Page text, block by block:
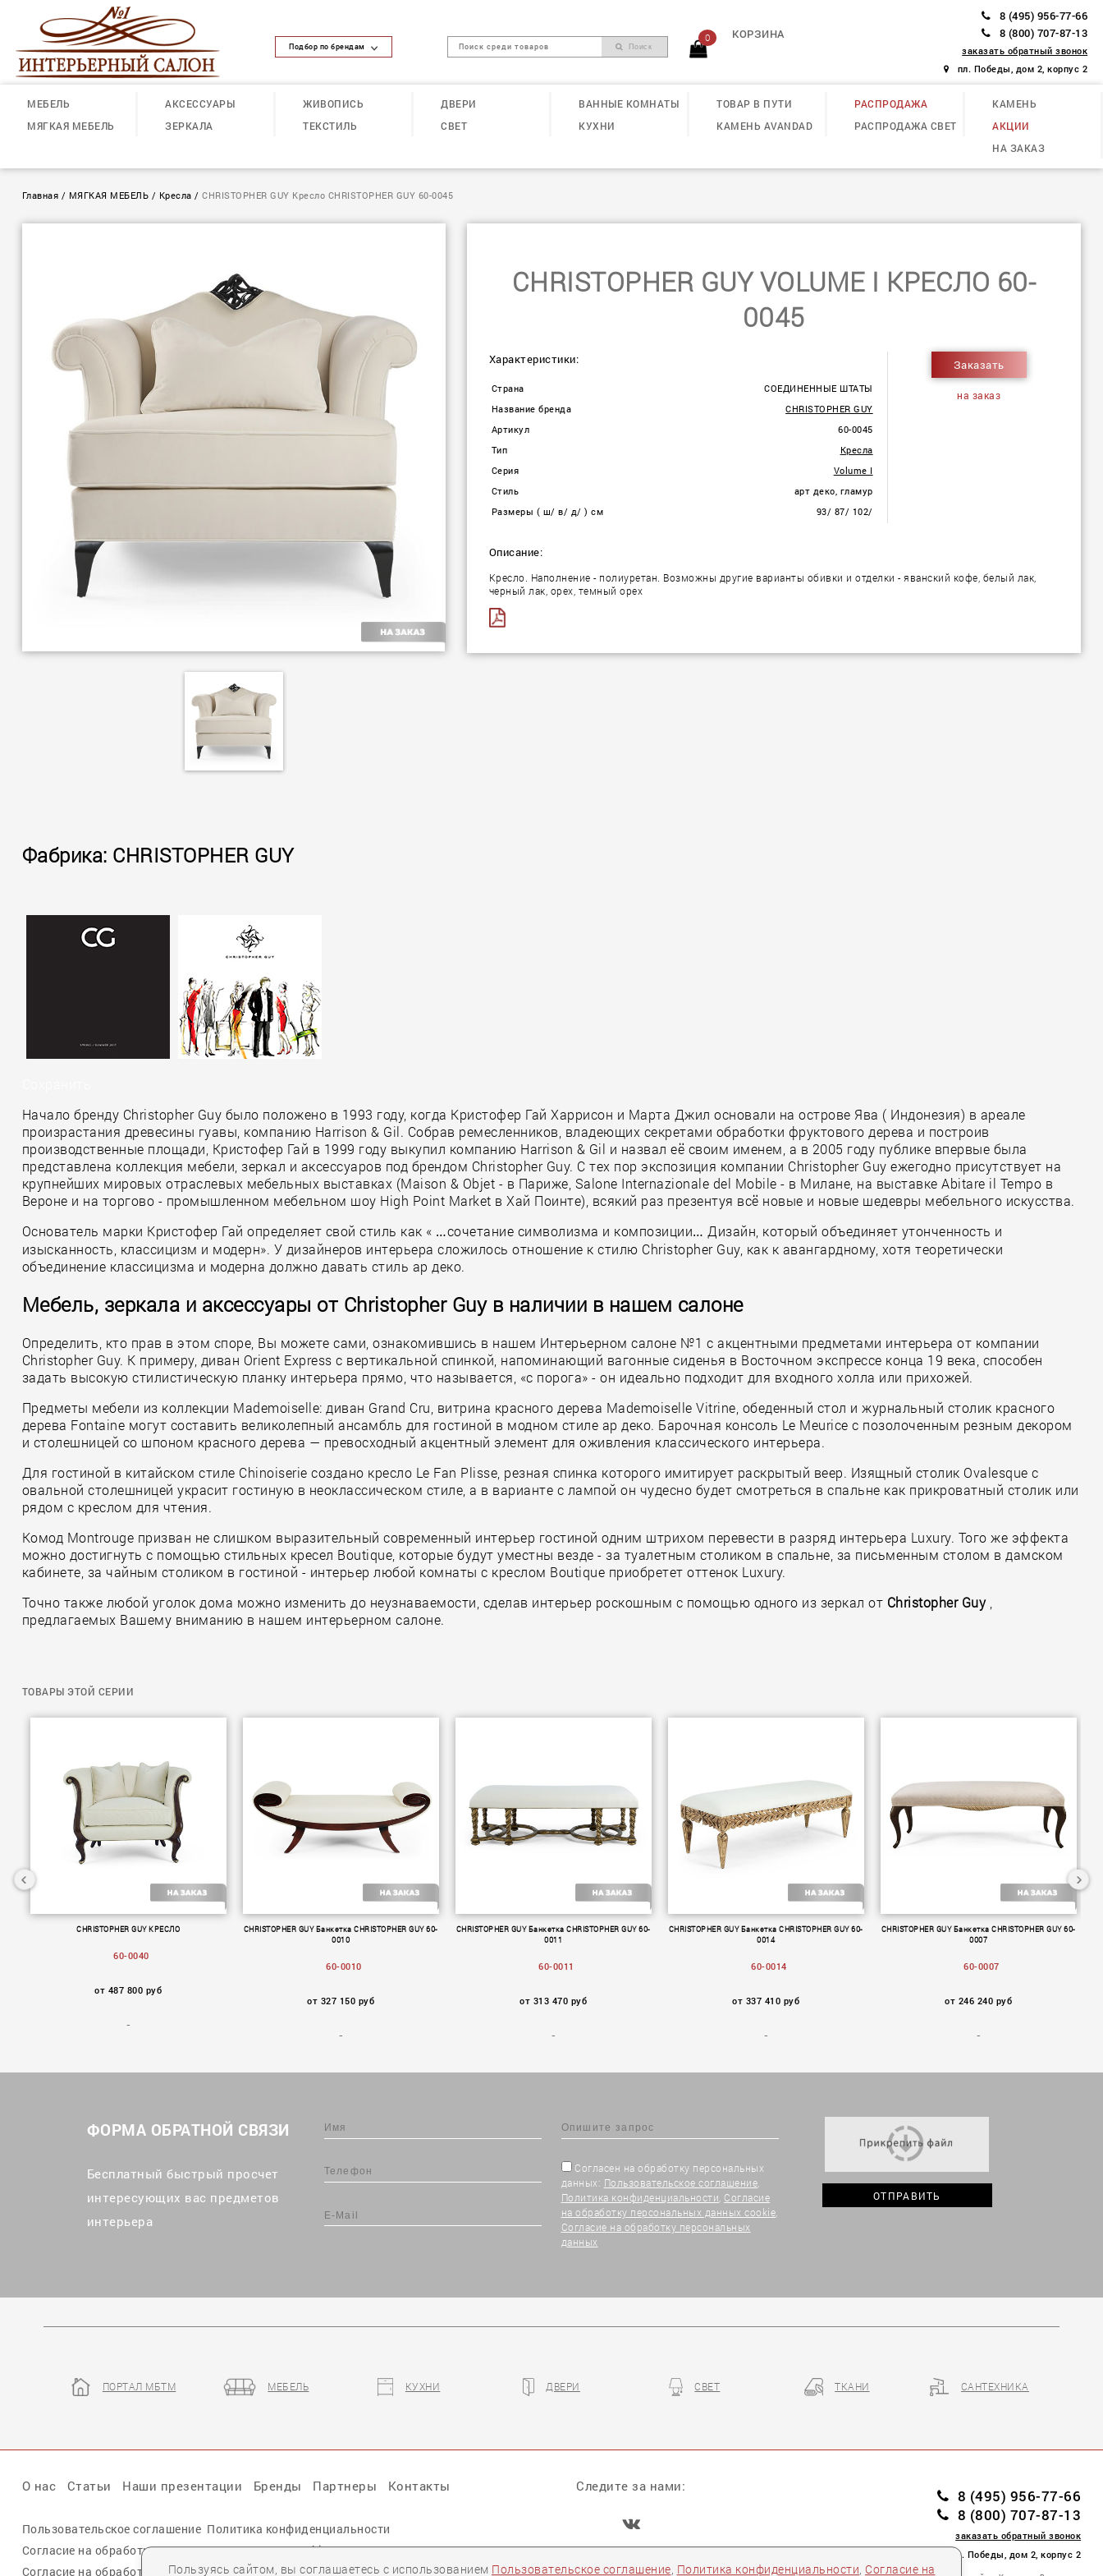
Подбор по брендам Поиск
0 КОРЗИНА
8 (495) 956-77-66
8 (800) 707-87-13
заказать обратный звонок
пл. Победы, дом 2, корпус 2
МЕБЕЛЬ
МЯГКАЯ МЕБЕЛЬ
АКСЕССУАРЫ
ЗЕРКАЛА
ЖИВОПИСЬ
ТЕКСТИЛЬ
ДВЕРИ
СВЕТ
ВАННЫЕ КОМНАТЫ
КУХНИ
ТОВАР В ПУТИ
КАМЕНЬ AVANDAD
РАСПРОДАЖА
РАСПРОДАЖА СВЕТ
КАМЕНЬ
АКЦИИ
НА ЗАКАЗ
Главная / МЯГКАЯ МЕБЕЛЬ / Кресла /CHRISTOPHER GUY Кресло CHRISTOPHER GUY 60-0045
CHRISTOPHER GUY VOLUME I КРЕСЛО 60-
0045
Характеристики:
Страна
СОЕДИНЕННЫЕ ШТАТЫ
Название бренда
CHRISTOPHER GUY
Артикул
60-0045
Тип
Кресла
Серия
Volume I
Стиль
арт деко, гламур
Размеры ( ш/ в/ д/ ) см
93/ 87/ 102/
Заказать
на заказ
Описание:
Кресло. Наполнение - полиуретан. Возможны другие варианты обивки и отделки - яванский кофе, белый лак,
черный лак, орех, темный орех
Фабрика: CHRISTOPHER GUY
Начало бренду Christopher Guy было положено в 1993 году, когда Кристофер Гай Харрисон и Марта Джил основали на острове Ява ( Индонезия) в ареале
произрастания древесины гуавы, компанию Harrison & Gil. Собрав ремесленников, владеющих секретами обработки фруктового дерева и построив
производственные площади, Кристофер Гай в 1999 году выкупил компанию Harrison & Gil и назвал её своим именем, а в 2005 году публике впервые была
представлена коллекция мебели, зеркал и аксессуаров под брендом Christopher Guy. С тех пор экспозиция компании Christopher Guy ежегодно присутствует на
крупнейших мировых отраслевых мебельных выставках (Maison & Objet - в Париже, Salone Internazionale del Mobile - в Милане, на выставке Abitare il Tempo в
Вероне и на торгово - промышленном мебельном шоу High Point Market в Хай Поинте), всякий раз презентуя всё новые и новые шедевры мебельного искусства.
Основатель марки Кристофер Гай определяет свой стиль как « …сочетание символизма и композиции… Дизайн, который объединяет утонченность и
изысканность, классицизм и модерн». У дизайнеров интерьера сложилось отношение к стилю Christopher Guy, как к авангардному, хотя теоретически
объединение классицизма и модерна должно давать стиль ар деко.
Мебель, зеркала и аксессуары от Christopher Guy в наличии в нашем салоне
Определить, кто прав в этом споре, Вы можете сами, ознакомившись в нашем Интерьерном салоне №1 с акцентными предметами интерьера от компании
Christopher Guy. К примеру, диван Orient Express с вертикальной спинкой, напоминающий вагонные сиденья в Восточном экспрессе конца 19 века, способен
задать высокую стилистическую планку интерьера прямо, что называется, «с порога» - он идеально подходит для входного холла или прихожей.
Предметы мебели из коллекции Mademoiselle: диван Grand Cru, витрина красного дерева Mademoiselle Vitrine, обеденный стол и журнальный столик красного
дерева Fontaine могут составить великолепный ансамбль для гостиной в модном стиле ар деко. Барочная консоль Le Meurice с позолоченным резным декором
и столешницей со шпоном красного дерева — превосходный акцентный элемент для оживления классического интерьера.
Для гостиной в китайском стиле Chinoiserie создано кресло Le Fan Plisse, резная спинка которого имитирует раскрытый веер. Изящный столик Ovalesque с
овальной столешницей украсит гостиную в неоклассическом стиле, а в варианте с лампой он чудесно будет смотреться в спальне как прикроватный столик или
рядом с креслом для чтения.
Комод Montrouge призван не слишком выразительный современный интерьер гостиной одним штрихом перевести в разряд интерьера Luxury. Того же эффекта
можно достигнуть с помощью стильных кресел Boutique, которые будут уместны везде - за туалетным столиком в спальне, за письменным столом в дамском
кабинете, за чайным столиком в гостиной - интерьер любой комнаты с креслом Boutique приобретет оттенок Luxury.
Точно также любой уголок дома можно изменить до неузнаваемости, сделав интерьер роскошным с помощью одного из зеркал от Christopher Guy,
предлагаемых Вашему вниманию в нашем интерьерном салоне.
ТОВАРЫ ЭТОЙ СЕРИИ
CHRISTOPHER GUY КРЕСЛО
60-0040
от 487 800 руб
CHRISTOPHER GUY Банкетка CHRISTOPHER GUY 60-
0010
60-0010
от 327 150 руб
CHRISTOPHER GUY Банкетка CHRISTOPHER GUY 60-
0011
60-0011
от 313 470 руб
CHRISTOPHER GUY Банкетка CHRISTOPHER GUY 60-
0014
60-0014
от 337 410 руб
CHRISTOPHER GUY Банкетка CHRISTOPHER GUY 60-
0007
60-0007
от 246 240 руб
ФОРМА ОБРАТНОЙ СВЯЗИ
Бесплатный быстрый просчет
интересующих вас предметов
интерьера
Согласен на обработку персональных
данных: Пользовательское соглашение,
Политика конфиденциальности, Согласие
на обработку персональных данных cookie,
Согласие на обработку персональных
данных
Пользуясь сайтом, вы соглашаетесь с использованием Пользовательское соглашение, Политика конфиденциальности, Согласие на
ПОРТАЛ МБТМ МЕБЕЛЬ КУХНИ ДВЕРИ СВЕТ ТКАНИ САНТЕХНИКА
О нас Статьи Наши презентации Бренды Партнеры Контакты
Пользовательское соглашение Политика конфиденциальности
Согласие на обработку персональных данных cookie
Согласие на обработку персональных данных
Следите за нами:
8 (495) 956-77-66
8 (800) 707-87-13
заказать обратный звонок
пл. Победы, дом 2, корпус 2